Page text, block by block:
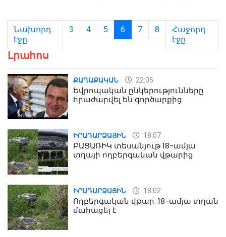
Նախորդ
էջը
3 4 5 6 7 8
Հաջորդ
էջը
Լրահոս
ՔԱՂԱՔԱԿԱՆ 22:05
Եվրոպական ընկերությունները
հրաժարվել են գործարքից
ԻՐԱԴԱՐՁԱՅԻՆ 18:07
ԲԱՑԱՌԻԿ տեսանյութ 18-ամյա
տղայի ողբերգական վթարից
ԻՐԱԴԱՐՁԱՅԻՆ 18:02
Ողբերգական վթար. 18-ամյա տղան
մահացել է